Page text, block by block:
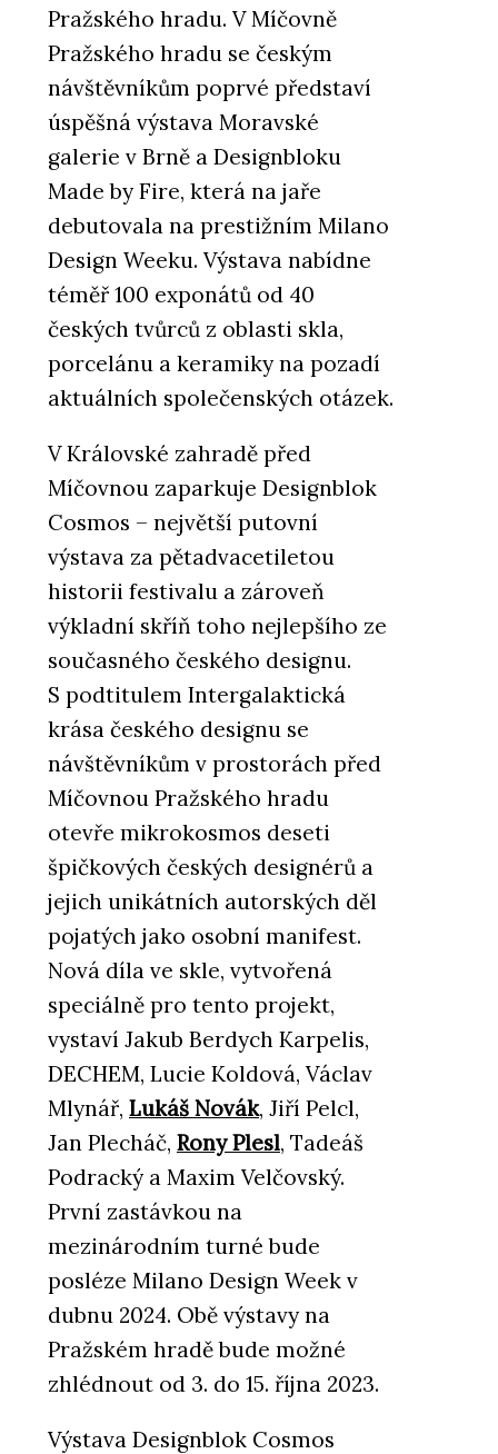
Pražského hradu. V Míčovně
Pražského hradu se českým
návštěvníkům poprvé představí
úspěšná výstava Moravské
galerie v Brně a Designbloku
Made by Fire, která na jaře
debutovala na prestižním Milano
Design Weeku. Výstava nabídne
téměř 100 exponátů od 40
českých tvůrců z oblasti skla,
porcelánu a keramiky na pozadí
aktuálních společenských otázek.
V Královské zahradě před
Míčovnou zaparkuje Designblok
Cosmos – největší putovní
výstava za pětadvacetiletou
historii festivalu a zároveň
výkladní skříň toho nejlepšího ze
současného českého designu.
S podtitulem Intergalaktická
krása českého designu se
návštěvníkům v prostorách před
Míčovnou Pražského hradu
otevře mikrokosmos deseti
špičkových českých designérů a
jejich unikátních autorských děl
pojatých jako osobní manifest.
Nová díla ve skle, vytvořená
speciálně pro tento projekt,
vystaví Jakub Berdych Karpelis,
DECHEM, Lucie Koldová, Václav
Mlynář, Lukáš Novák, Jiří Pelcl,
Jan Plecháč, Rony Plesl, Tadeáš
Podracký a Maxim Velčovský.
První zastávkou na
mezinárodním turné bude
posléze Milano Design Week v
dubnu 2024. Obě výstavy na
Pražském hradě bude možné
zhlédnout od 3. do 15. října 2023.
Výstava Designblok Cosmos